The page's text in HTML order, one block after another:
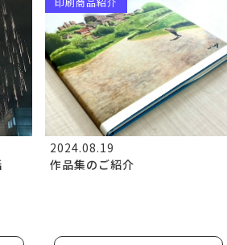
2024.08.19
作品集のご紹介